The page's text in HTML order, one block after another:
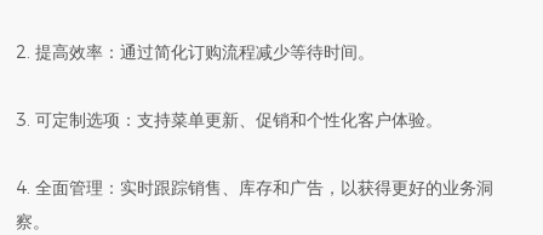
2. 提高效率：通过简化订购流程减少等待时间。
3. 可定制选项：支持菜单更新、促销和个性化客户体验。
4. 全面管理：实时跟踪销售、库存和广告，以获得更好的业务洞
察。